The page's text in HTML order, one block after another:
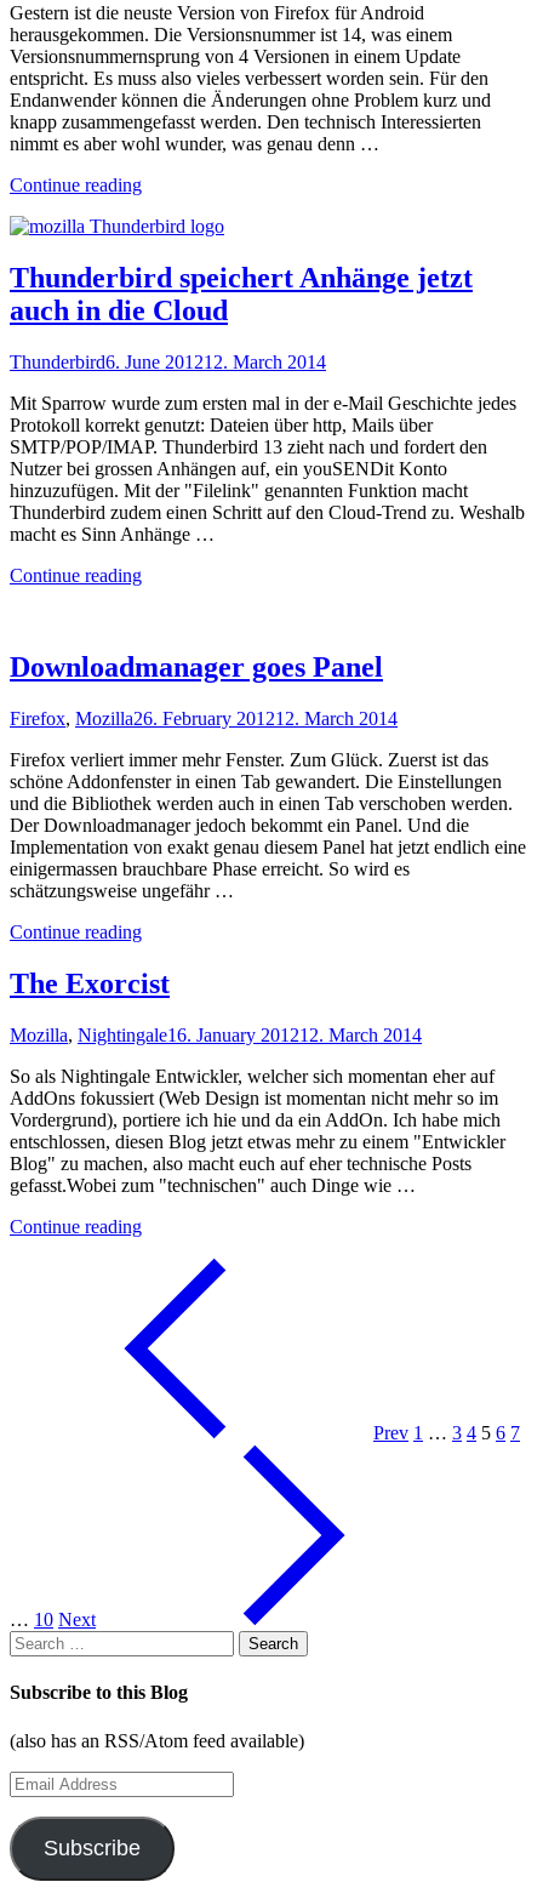
Gestern ist die neuste Version von Firefox für Android
herausgekommen. Die Versionsnummer ist 14, was einem
Versionsnummernsprung von 4 Versionen in einem Update
entspricht. Es muss also vieles verbessert worden sein. Für den
Endanwender können die Änderungen ohne Problem kurz und
knapp zusammengefasst werden. Den technisch Interessierten
nimmt es aber wohl wunder, was genau denn …
Continue reading"Neuer
für
Details
unter
der
Thunderbird speichert Anhänge jetzt
auch in die Cloud
Thunderbird6. June 201212. March 2014
Mit Sparrow wurde zum ersten mal in der e-Mail Geschichte jedes
Protokoll korrekt genutzt: Dateien über http, Mails über
SMTP/POP/IMAP. Thunderbird 13 zieht nach und fordert den
Nutzer bei grossen Anhängen auf, ein youSENDit Konto
hinzuzufügen. Mit der "Filelink" genannten Funktion macht
Thunderbird zudem einen Schritt auf den Cloud-Trend zu. Weshalb
macht es Sinn Anhänge …
Continue reading"Thunderbird
auch
in
Cloud"
Downloadmanager goes Panel
Firefox, Mozilla26. February 201212. March 2014
Firefox verliert immer mehr Fenster. Zum Glück. Zuerst ist das
schöne Addonfenster in einen Tab gewandert. Die Einstellungen
und die Bibliothek werden auch in einen Tab verschoben werden.
Der Downloadmanager jedoch bekommt ein Panel. Und die
Implementation von exakt genau diesem Panel hat jetzt endlich eine
einigermassen brauchbare Phase erreicht. So wird es
schätzungsweise ungefähr …
Continue reading"Downloadmanager
Panel"
The Exorcist
Mozilla, Nightingale16. January 201212. March 2014
So als Nightingale Entwickler, welcher sich momentan eher auf
AddOns fokussiert (Web Design ist momentan nicht mehr so im
Vordergrund), portiere ich hie und da ein AddOn. Ich habe mich
entschlossen, diesen Blog jetzt etwas mehr zu einem "Entwickler
Blog" zu machen, also macht euch auf eher technische Posts
gefasst.Wobei zum "technischen" auch Dinge wie …
Continue reading"The
Prev 1 … 3 4 5 6 7
… 10 Next
Search
for:
Subscribe to this Blog
(also has an RSS/Atom feed available)
Email
Address
Subscribe